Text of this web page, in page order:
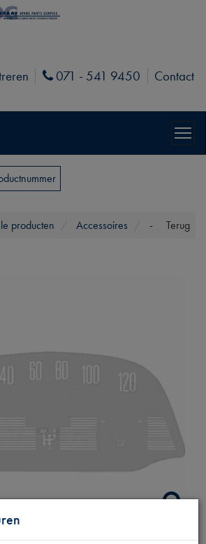
Phone
071 - 541 9450
Contact
Terug
producten Accessoires -